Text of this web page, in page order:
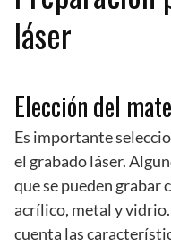
láser
Elección del
Es importante
el grabado láser.
que se pueden grabar
acrílico, metal y
cuenta las